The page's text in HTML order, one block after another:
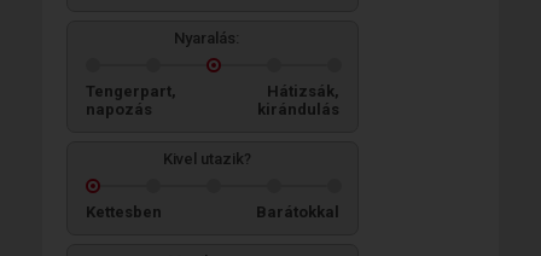
Nyaralás:
Tengerpart,
napozás
Hátizsák,
kirándulás
Kivel utazik?
Kettesben Barátokkal